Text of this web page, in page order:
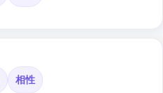
相性